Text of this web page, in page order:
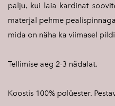
palju, kui laia kardinat
materjal pehme
mida on näha ka viimasel
Tellimise aeg 2-3 nädalat.
Koostis 100% polüester.